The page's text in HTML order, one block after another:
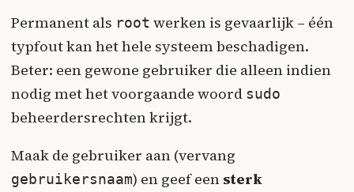
Permanent als root werken is gevaarlijk – één
typfout kan het hele systeem beschadigen.
Beter: een gewone gebruiker die alleen indien
nodig met het voorgaande woord sudo
beheerdersrechten krijgt.
Maak de gebruiker aan (vervang
gebruikersnaam) en geef een sterk